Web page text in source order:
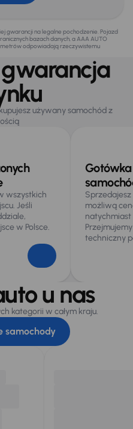
gwarancji na legalne pochodzenie. Pojazd
bazach danych, a AAA AUTO
odpowiadają rzeczywistemu
używany samochód z
wszystkich
Jeśli
w Polsce.
możliwą
techniczny
u nas
kategorii w całym kraju.
samochody